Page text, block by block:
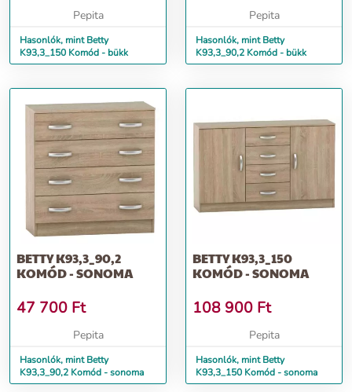
Pepita
Hasonlók, mint Betty
K93,3_150 Komód - bükk
Pepita
Hasonlók, mint Betty
K93,3_90,2 Komód - bükk
BETTY K93,3_90,2
KOMÓD - SONOMA
47 700 Ft
Pepita
Hasonlók, mint Betty
K93,3_90,2 Komód - sonoma
BETTY K93,3_150
KOMÓD - SONOMA
108 900 Ft
Pepita
Hasonlók, mint Betty
K93,3_150 Komód - sonoma